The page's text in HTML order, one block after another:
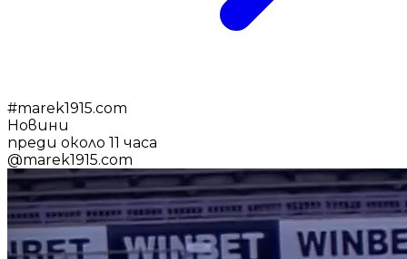
#marek1915.com
Новини
преди около 11 часа
@marek1915.com